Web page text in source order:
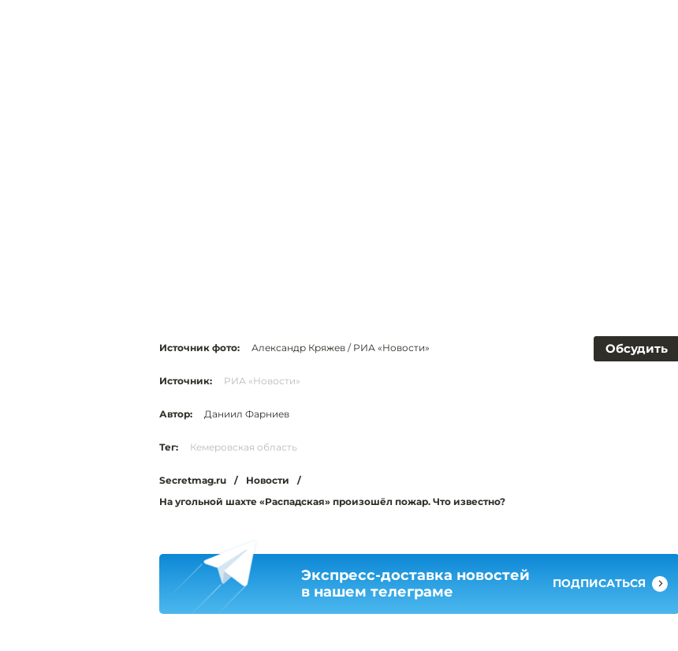
Обсудить
Источник фото: Александр Кряжев / РИА «Новости»
Источник: РИА «Новости»
Автор: Даниил Фарниев
Тег: Кемеровская область
Secretmag.ru / Новости
/
На угольной шахте «Распадская» произошёл пожар. Что известно?
Экспресс-доставка новостей
в нашем телеграме
ПОДПИСАТЬСЯ